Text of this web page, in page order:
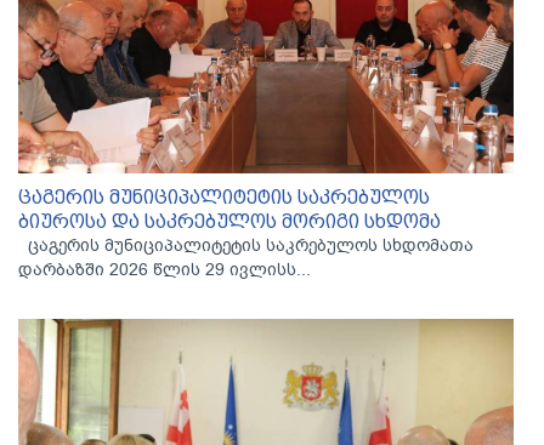
ცაგერის მუნიციპალიტეტის საკრებულოს
ბიუროსა და საკრებულოს მორიგი სხდომა
ცაგერის მუნიციპალიტეტის საკრებულოს სხდომათა
დარბაზში 2026 წლის 29 ივლისს...